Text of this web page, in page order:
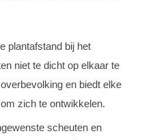
plantafstand bij het
niet te dicht op elkaar te
en biedt elke
zich te ontwikkelen.
scheuten en